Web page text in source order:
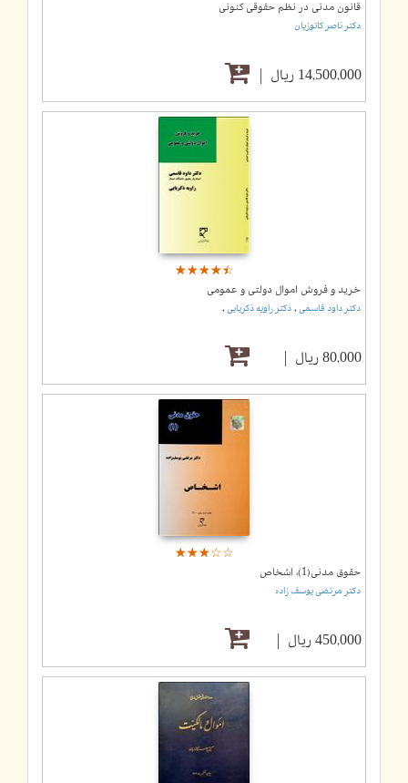
قانون مدنی در نظم حقوقی کنونی
دکتر ناصر کاتوزیان
14,500,000 ریال
☆☆☆☆☆
★★★★★
خرید و فروش اموال دولتی و عمومی
دکتر داود قاسمی , دکتر راویه ذکریایی ,
80,000 ریال
☆☆☆☆☆
★★★★★
حقوق مدنی(1)، اشخاص
دکتر مرتضی یوسف زاده
450,000 ریال